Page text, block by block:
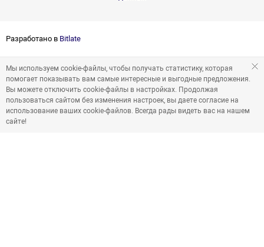
Разработано в Bitlate
Мы используем cookie-файлы, чтобы получать статистику, которая
помогает показывать вам самые интересные и выгодные предложения.
Вы можете отключить cookie-файлы в настройках. Продолжая
пользоваться сайтом без изменения настроек, вы даете согласие на
использование ваших cookie-файлов. Всегда рады видеть вас на нашем
сайте!